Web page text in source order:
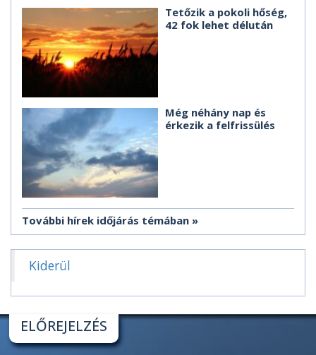
Tetőzik a pokoli hőség,
42 fok lehet délután
Még néhány nap és
érkezik a felfrissülés
További hírek időjárás témában
Kiderül
ELŐREJELZÉS